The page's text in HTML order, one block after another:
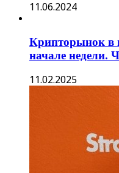
11.06.2024
Крипторынок в
начале недели.
11.02.2025